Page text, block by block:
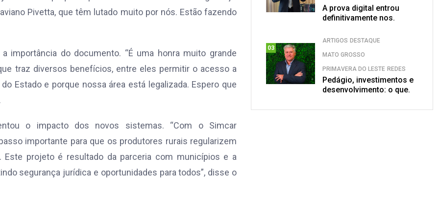
Pivetta, que têm lutado muito por nós. Estão fazendo
importância do documento. “É uma honra muito grande
traz diversos benefícios, entre eles permitir o acesso a
Estado e porque nossa área está legalizada. Espero que
o impacto dos novos sistemas. “Com o Simcar
importante para que os produtores rurais regularizem
projeto é resultado da parceria com municípios e a
segurança jurídica e oportunidades para todos”, disse o
A prova digital entrou
definitivamente nos.
03
ARTIGOS DESTAQUE
MATO GROSSO
PRIMAVERA DO LESTE REDES
Pedágio, investimentos e
desenvolvimento: o que.